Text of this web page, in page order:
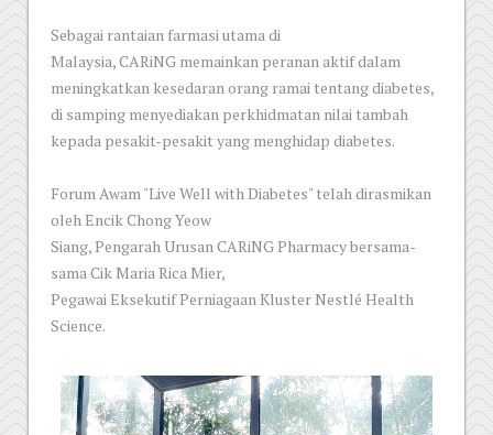
Sebagai rantaian farmasi utama di
Malaysia, CARiNG memainkan peranan aktif dalam
meningkatkan kesedaran orang ramai tentang diabetes,
di samping menyediakan perkhidmatan nilai tambah
kepada pesakit-pesakit yang menghidap diabetes.
Forum Awam "Live Well with Diabetes" telah dirasmikan
oleh Encik Chong Yeow
Siang, Pengarah Urusan CARiNG Pharmacy bersama-
sama Cik Maria Rica Mier,
Pegawai Eksekutif Perniagaan Kluster Nestlé Health
Science.